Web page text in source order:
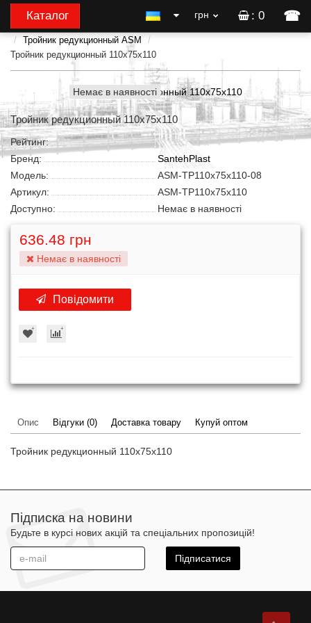
: 0 ☎
Каталог грн
Тройник редукционный ASM
Тройник редукционный 110x75x110
Немає в наявності
Тройник редукционный 110x75x110
Рейтинг:
Бренд:
SantehPlast
Модель:
ASM-ТР110x75x110-08
Артикул:
ASM-ТР110x75x110
Доступно:
Немає в наявності
636.48 грн
Немає в наявності
Повідомити
Опис Відгуки (0) Доставка товару Купуй оптом
Тройник редукционный 110x75x110
Підписка на новини
Будьте в курсі нових акцій та спеціальних пропозицій!
Підписатися